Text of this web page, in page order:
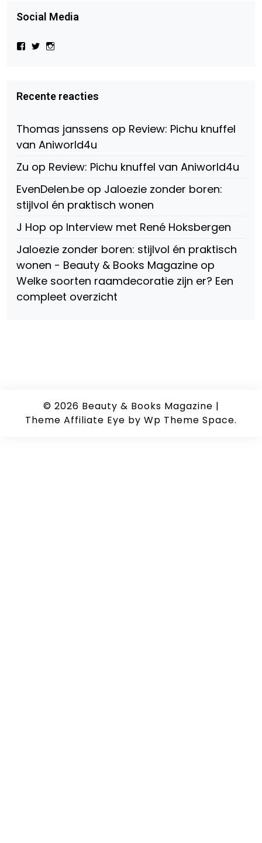
Social Media
Bekijk
Beauty-
147775071915783/?
Facebook
Bekijk
op
Twitter
op
Instagram
Recente reacties
Thomas janssens op Review: Pichu knuffel
van Aniworld4u
Zu op Review: Pichu knuffel van Aniworld4u
EvenDelen.be op Jaloezie zonder boren:
stijlvol én praktisch wonen
J Hop op Interview met René Hoksbergen
Jaloezie zonder boren: stijlvol én praktisch
wonen - Beauty & Books Magazine op
Welke soorten raamdecoratie zijn er? Een
compleet overzicht
© 2026 Beauty & Books Magazine |
Theme Affiliate Eye by Wp Theme Space.